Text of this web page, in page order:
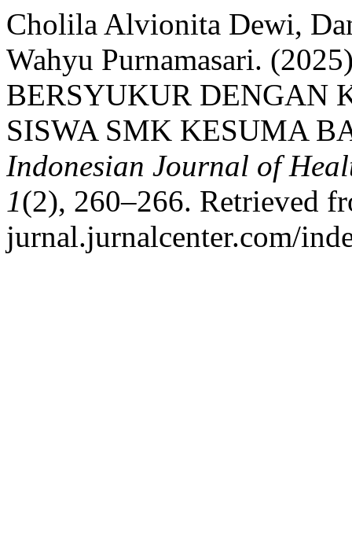
Cholila Alvionita Dewi,
Wahyu Purnamasari.
BERSYUKUR DENGAN
SISWA SMK KESUMA
Indonesian Journal of
1(2), 260–266. Retrieved
jurnal.jurnalcenter.com/